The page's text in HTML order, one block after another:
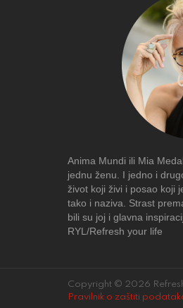
Anima Mundi ili Mia
jednu ženu. I jedno i
život koji živi i posao koji
tako i naziva. Strast
bili su joj i glavna
RYL/Refresh your life
Copyright © 2026
Pravilnik o zaštiti